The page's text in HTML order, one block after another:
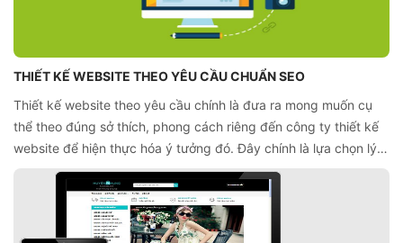
THIẾT KẾ WEBSITE THEO YÊU CẦU CHUẨN SEO
Thiết kế website theo yêu cầu chính là đưa ra mong muốn cụ
thể theo đúng sở thích, phong cách riêng đến công ty thiết kế
website để hiện thực hóa ý tưởng đó. Đây chính là lựa chọn lý
tưởng để sở hữu một website với đặc thù cụ thể, riêng biệt với
mọi đối thủ cạnh tranh.